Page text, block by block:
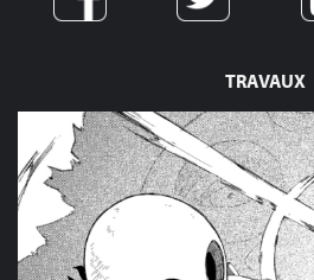
TRAVAUX